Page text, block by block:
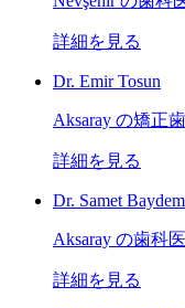
詳細を見る
Dr. Emir Tosun
Aksaray の矯正
詳細を見る
Dr. Samet
Aksaray の歯科医
詳細を見る